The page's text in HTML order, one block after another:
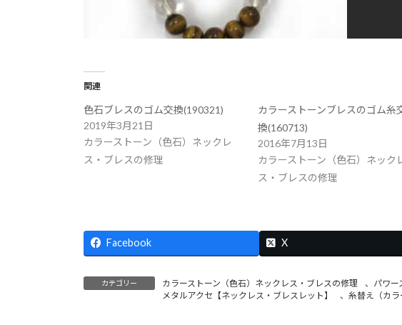
関連
色石ブレスのゴム交換(190321)
2019年3月21日
カラーストーン（色石）ネックレ
ス・ブレスの修理
カラーストーンブレスのゴム糸
換(160713)
2016年7月13日
カラーストーン（色石）ネック
ス・ブレスの修理
Facebook X
カテゴリー カラーストーン（色石）ネックレス・ブレスの修理 、 パワー
メタルアクセ【ネックレス・ブレスレット】
、 糸替え（カラ